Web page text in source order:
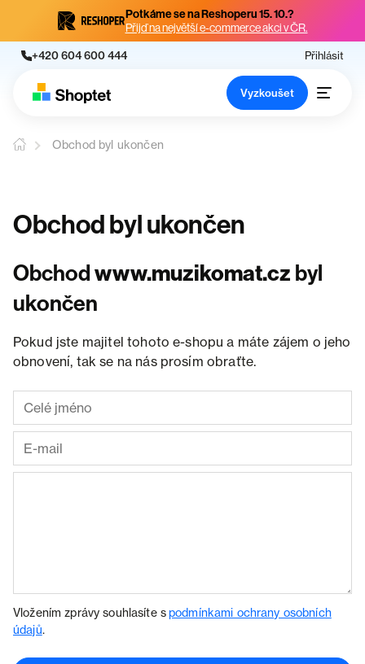
Potkáme se na Reshoperu 15. 10.?
Přijď na největší e-commerce akci v ČR.
+420 604 600 444 Přihlásit
Vyzkoušet
Obchod byl ukončen
Obchod byl ukončen
Obchodwww.muzikomat.cz byl
ukončen
Pokud jste majitel tohoto e-shopu a máte zájem o jeho
obnovení, tak se na nás prosím obraťte.
Vložením zprávy souhlasíte spodmínkami ochrany osobních
údajů.